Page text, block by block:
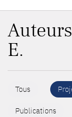
E.
Tous
Publications